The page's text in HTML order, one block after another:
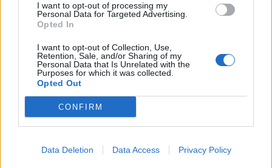
I want to opt-out of processing my
Personal Data for Targeted Advertising.
Opted In
I want to opt-out of Collection, Use,
Retention, Sale, and/or Sharing of my
Personal Data that Is Unrelated with the
Purposes for which it was collected.
Opted Out
CONFIRM
Data Deletion Data Access Privacy Policy